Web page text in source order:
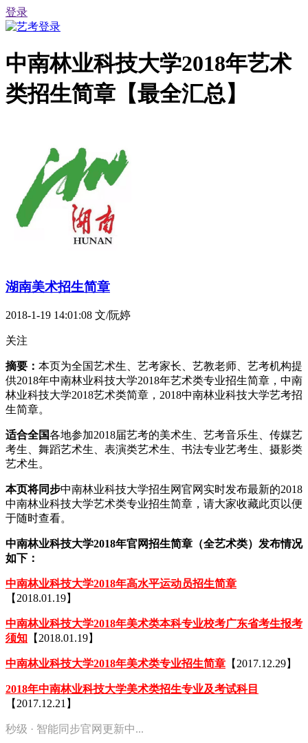
登录
中南林业科技大学2018年艺术
类招生简章【最全汇总】
湖南美术招生简章
2018-1-19 14:01:08 文/阮婷
关注
摘要： 本页为全国艺术生、艺考家长、艺教老师、艺考机构提
供2018年中南林业科技大学2018年艺术类专业招生简章，中南
林业科技大学2018艺术类简章，2018中南林业科技大学艺考招
生简章。
适合全国各地参加2018届艺考的美术生、艺考音乐生、传媒艺
考生、舞蹈艺术生、表演类艺术生、书法专业艺考生、摄影类
艺术生。
本页将同步中南林业科技大学招生网官网实时发布最新的2018
中南林业科技大学艺术类专业招生简章，请大家收藏此页以便
于随时查看。
中南林业科技大学2018年官网招生简章（全艺术类）发布情况
如下：
中南林业科技大学2018年高水平运动员招生简章
【2018.01.19】
中南林业科技大学2018年美术类本科专业校考广东省考生报考
须知 【2018.01.19】
中南林业科技大学2018年美术类专业招生简章 【2017.12.29】
2018年中南林业科技大学美术类招生专业及考试科目
【2017.12.21】
秒级 · 智能同步官网更新中...